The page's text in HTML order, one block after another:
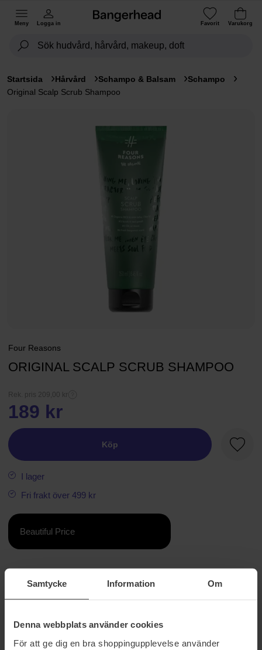
Samtycke Information Om
Denna webbplats använder cookies
För att ge dig en bra shoppingupplevelse använder
Meny Logga in Favorit Varukorg
Startsida Hårvård Schampo & Balsam
Schampo
Original Scalp Scrub Shampoo
Four Reasons
ORIGINAL SCALP SCRUB SHAMPOO
Rek. pris 209,00 kr
189 kr
Köp
I lager
Fri frakt över 499 kr
Beautiful Price
Information
behandla en flagande hårbotten. Berikat med organiska riskorn
och mjölksyra. Schampot är veganskt samt har en uppfriskande
doft av bergamott.